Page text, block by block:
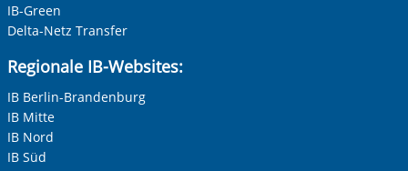
IB-Green
Delta-Netz Transfer
Regionale IB-Websites:
IB Berlin-Brandenburg
IB Mitte
IB Nord
IB Süd